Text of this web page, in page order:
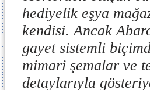
hediyelik eşya
kendisi. Ancak
gayet sistemli
mimari şemalar ve
detaylarıyla